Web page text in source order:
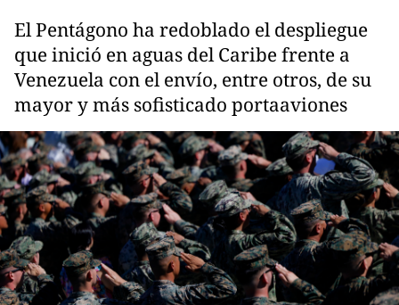
El Pentágono ha redoblado el despliegue
que inició en aguas del Caribe frente a
Venezuela con el envío, entre otros, de su
mayor y más sofisticado portaaviones